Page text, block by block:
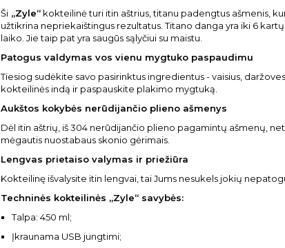
Ši „Zyle“ kokteilinė turi itin aštrius, titanu padengtus ašmenis,
užtikrina nepriekaištingus rezultatus. Titano danga yra iki 6
laiko. Jie taip pat yra saugūs sąlyčiui su maistu.
Patogus valdymas vos vienu mygtuko paspaudimu
Tiesiog sudėkite savo pasirinktus ingredientus - vaisius,
kokteilinės indą ir paspauskite plakimo mygtuką.
Aukštos kokybės nerūdijančio plieno ašmenys
Dėl itin aštrių, iš 304 nerūdijančio plieno pagamintų ašmenų,
mėgautis nuostabaus skonio gėrimais.
Lengvas prietaiso valymas ir priežiūra
Kokteilinę išvalysite itin lengvai, tai Jums nesukels jokių
Techninės kokteilinės „Zyle“ savybės:
Talpa: 450 ml;
Įkraunama USB jungtimi;